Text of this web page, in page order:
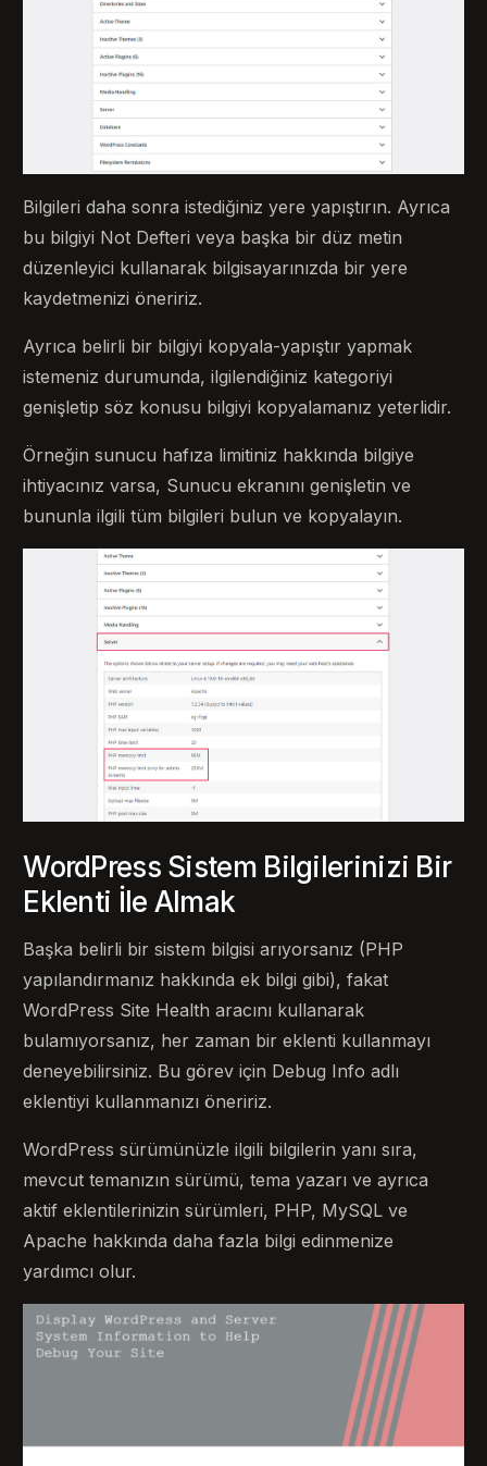
Bilgileri daha sonra istediğiniz yere yapıştırın. Ayrıca
bu bilgiyi Not Defteri veya başka bir düz metin
düzenleyici kullanarak bilgisayarınızda bir yere
kaydetmenizi öneririz.
Ayrıca belirli bir bilgiyi kopyala-yapıştır yapmak
istemeniz durumunda, ilgilendiğiniz kategoriyi
genişletip söz konusu bilgiyi kopyalamanız yeterlidir.
Örneğin sunucu hafıza limitiniz hakkında bilgiye
ihtiyacınız varsa, Sunucu ekranını genişletin ve
bununla ilgili tüm bilgileri bulun ve kopyalayın.
WordPress Sistem Bilgilerinizi Bir
Eklenti İle Almak
Başka belirli bir sistem bilgisi arıyorsanız (PHP
yapılandırmanız hakkında ek bilgi gibi), fakat
WordPress Site Health aracını kullanarak
bulamıyorsanız, her zaman bir eklenti kullanmayı
deneyebilirsiniz. Bu görev için Debug Info adlı
eklentiyi kullanmanızı öneririz.
WordPress sürümünüzle ilgili bilgilerin yanı sıra,
mevcut temanızın sürümü, tema yazarı ve ayrıca
aktif eklentilerinizin sürümleri, PHP, MySQL ve
Apache hakkında daha fazla bilgi edinmenize
yardımcı olur.